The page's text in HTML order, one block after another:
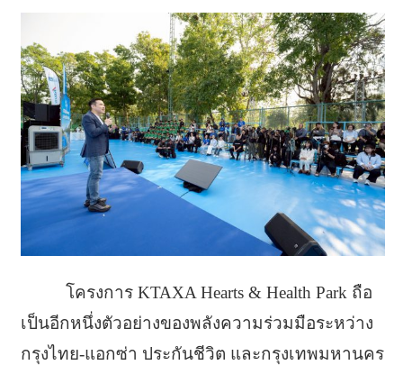
โครงการ KTAXA Hearts & Health Park ถือ
เป็นอีกหนึ่งตัวอย่างของพลังความร่วมมือระหว่าง
กรุงไทย-แอกซ่า ประกันชีวิต และกรุงเทพมหานคร